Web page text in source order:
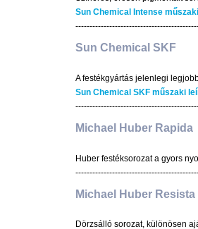
Sun Chemical Intense
Sun Chemical SKF
A festékgyártás jelenlegi
Sun Chemical SKF műszaki
Michael Huber Rapida
Huber festéksorozat a gyors
Michael Huber Resista
Dörzsálló sorozat, különösen